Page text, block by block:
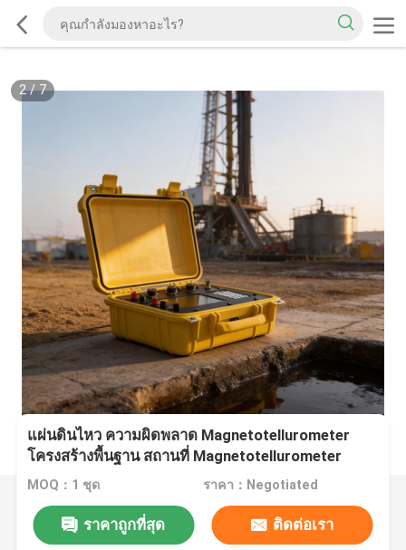
2/7
แผ่นดินไหว ความผิดพลาด Magnetotellurometer
โครงสร้างพื้นฐาน สถานที่ Magnetotellurometer
MOQ：1 ชุด ราคา：Negotiated
ราคาถูกที่สุด ติดต่อเรา